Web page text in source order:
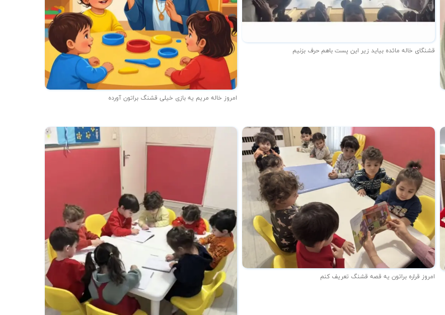
قشنگای خاله مائده بیاید زیر این پست باهم حرف بزنیم
امروز خاله مریم یه بازی خیلی قشنگ براتون آورده
امروز قراره براتون یه قصه قشنگ تعریف کنم